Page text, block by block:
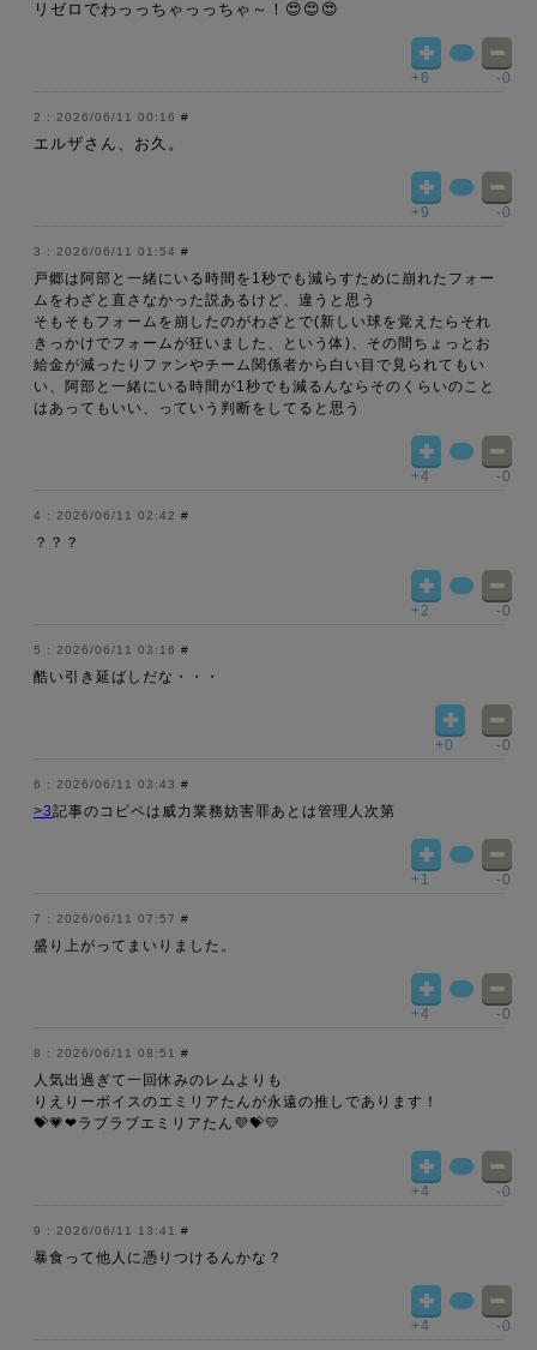
リゼロでわっっちゃっっちゃ～！😍😍😍
+6 -0
2026/06/11 00:16 #
エルザさん、お久。
+9 -0
2026/06/11 01:54 #
戸郷は阿部と一緒にいる時間を1秒でも減らすために崩れたフォー
ムをわざと直さなかった説あるけど、違うと思う
そもそもフォームを崩したのがわざとで(新しい球を覚えたらそれ
きっかけでフォームが狂いました、という体)、その間ちょっとお
給金が減ったりファンやチーム関係者から白い目で見られてもい
い、阿部と一緒にいる時間が1秒でも減るんならそのくらいのこと
はあってもいい、っていう判断をしてると思う
+4 -0
2026/06/11 02:42 #
？？？
+2 -0
2026/06/11 03:16 #
酷い引き延ばしだな・・・
+0 -0
2026/06/11 03:43 #
>3記事のコピペは威力業務妨害罪あとは管理人次第
+1 -0
2026/06/11 07:57 #
盛り上がってまいりました。
+4 -0
2026/06/11 08:51 #
人気出過ぎて一回休みのレムよりも
りえりーボイスのエミリアたんが永遠の推しであります！
💝💗❤ラブラブエミリアたん💜💝💛
+4 -0
2026/06/11 13:41 #
暴食って他人に憑りつけるんかな？
+4 -0